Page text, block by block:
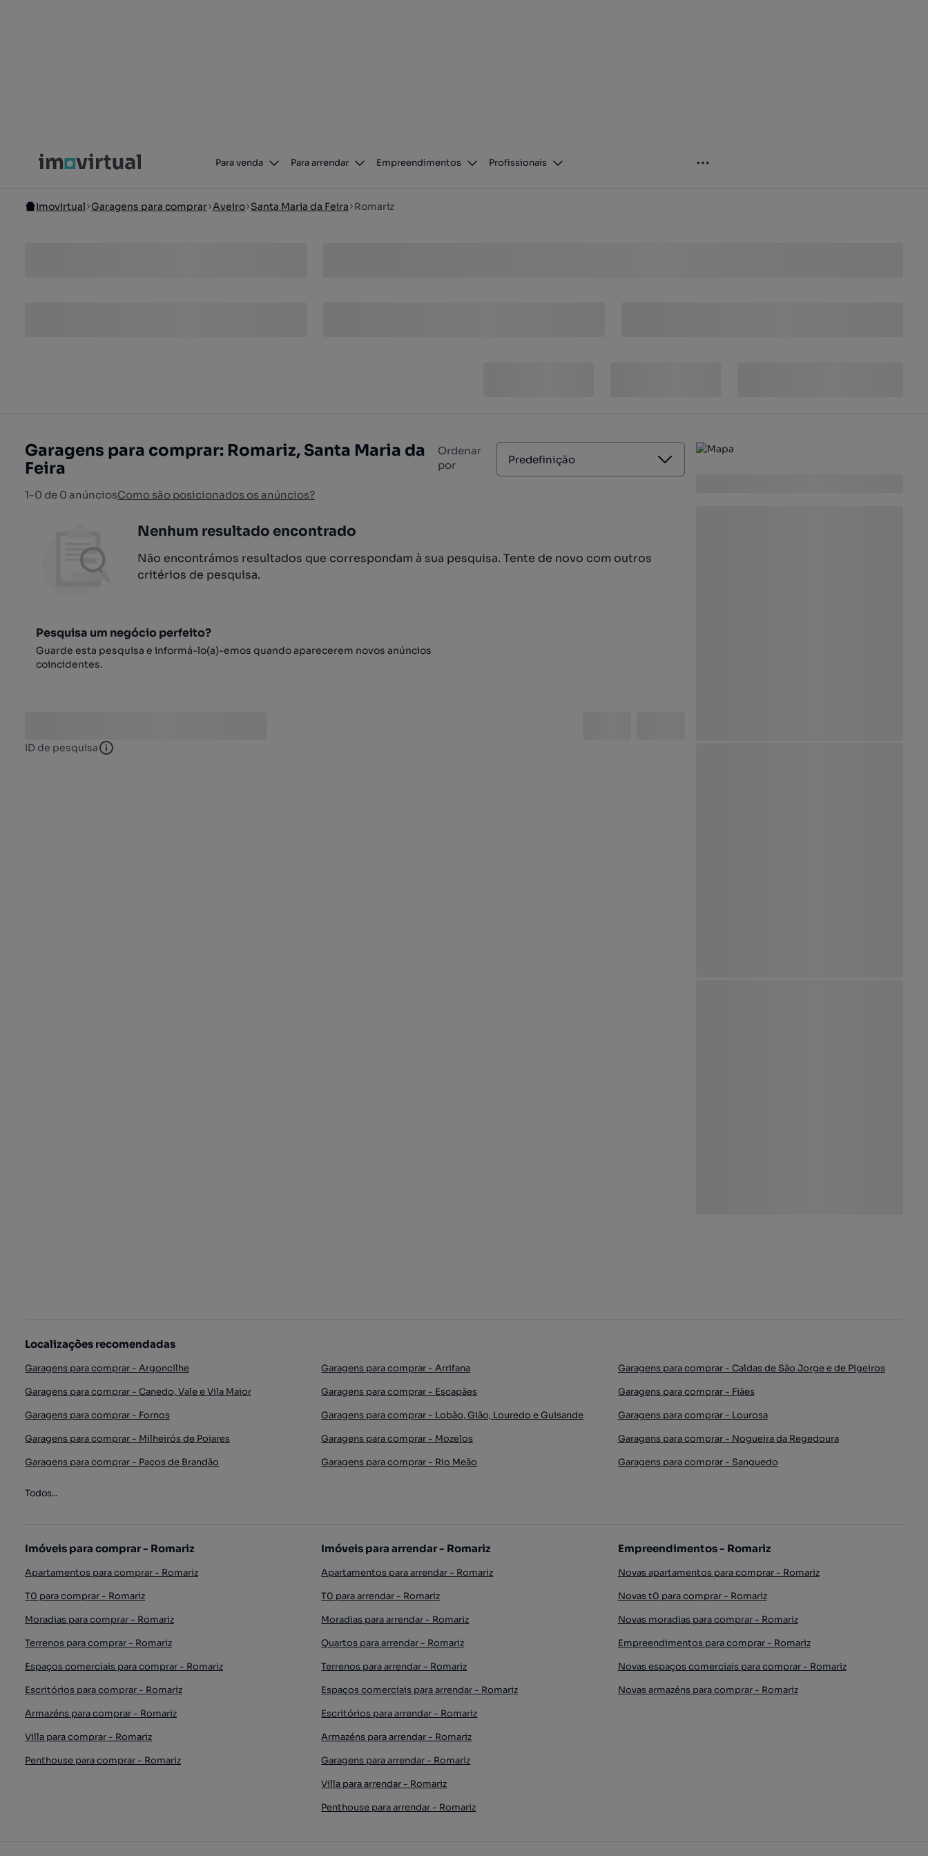
Para venda Para arrendar Empreendimentos Profissionais
Imovirtual Garagens para comprar Aveiro Santa Maria da Feira Romariz
Garagens para comprar: Romariz, Santa Maria da
Feira
1-0 de 0 anúnciosComo são posicionados os anúncios?
Ordenar
por
Predefinição
Nenhum resultado encontrado
Não encontrámos resultados que correspondam à sua pesquisa. Tente de novo com outros
critérios de pesquisa.
Pesquisa um negócio perfeito?
Guarde esta pesquisa e informá-lo(a)-emos quando aparecerem novos anúncios
coincidentes.
ID de pesquisa ID de pesquisa
Localizações recomendadas
Garagens para comprar - Argoncilhe Garagens para comprar - Arrifana
Garagens para comprar - Caldas de São Jorge e de Pigeiros
Garagens para comprar - Canedo, Vale e Vila Maior
Garagens para comprar - Escapães
Garagens para comprar - Fiães
Garagens para comprar - Fornos
Garagens para comprar - Lobão, Gião, Louredo e Guisande
Garagens para comprar - Lourosa
Garagens para comprar - Milheirós de Poiares
Garagens para comprar - Mozelos
Garagens para comprar - Nogueira da Regedoura
Garagens para comprar - Paços de Brandão
Garagens para comprar - Rio Meão Garagens para comprar - Sanguedo
Todos...
Imóveis para comprar - Romariz
Apartamentos para comprar - Romariz
T0 para comprar - Romariz
Moradias para comprar - Romariz
Terrenos para comprar - Romariz
Espaços comerciais para comprar - Romariz
Escritórios para comprar - Romariz
Armazéns para comprar - Romariz
Villa para comprar - Romariz
Penthouse para comprar - Romariz
Imóveis para arrendar - Romariz
Apartamentos para arrendar - Romariz
T0 para arrendar - Romariz
Moradias para arrendar - Romariz
Quartos para arrendar - Romariz
Terrenos para arrendar - Romariz
Espaços comerciais para arrendar - Romariz
Escritórios para arrendar - Romariz
Armazéns para arrendar - Romariz
Garagens para arrendar - Romariz
Villa para arrendar - Romariz
Penthouse para arrendar - Romariz
Empreendimentos - Romariz
Novas apartamentos para comprar - Romariz
Novas t0 para comprar - Romariz
Novas moradias para comprar - Romariz
Empreendimentos para comprar - Romariz
Novas espaços comerciais para comprar - Romariz
Novas armazéns para comprar - Romariz